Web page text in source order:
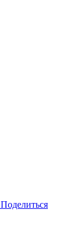
Поделиться